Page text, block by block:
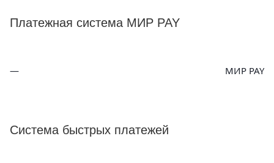
Платежная система МИР PAY
МИР PAY
Система быстрых платежей